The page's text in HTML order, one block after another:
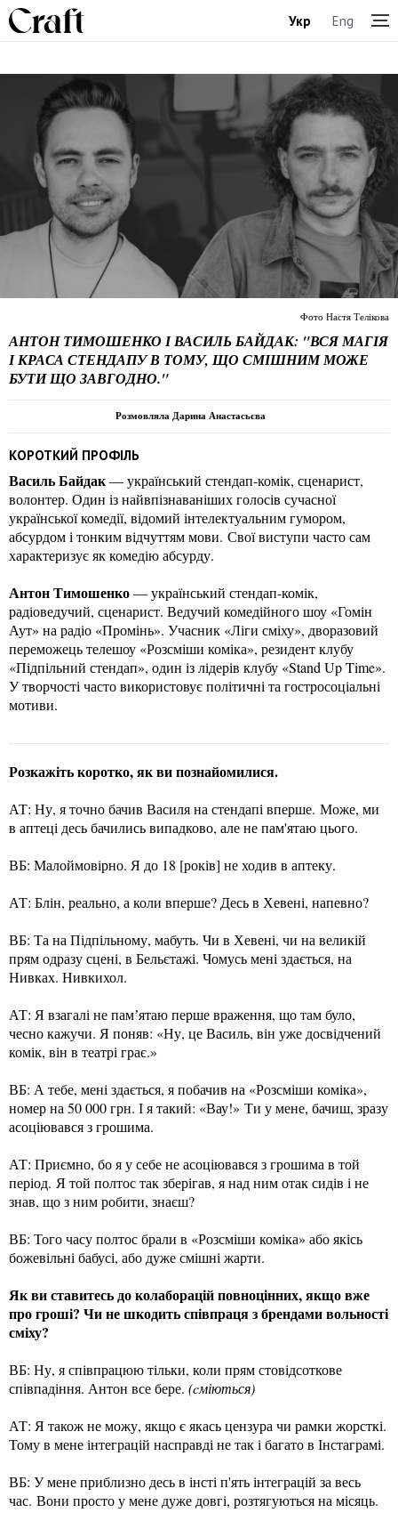
Укр Eng
АНТОН ТИМОШЕНКО І ВАСИЛЬ БАЙДАК: "ВСЯ МАГІЯ
І КРАСА СТЕНДАПУ В ТОМУ, ЩО СМІШНИМ МОЖЕ
БУТИ ЩО ЗАВГОДНО."
Фото Настя Телікова
Розмовляла Дарина Анастасьєва
КОРОТКИЙ ПРОФІЛЬ
Василь Байдак— український стендап-комік, сценарист,
волонтер. Один із найвпізнаваніших голосів сучасної
української комедії, відомий інтелектуальним гумором,
абсурдом і тонким відчуттям мови. Свої виступи часто сам
характеризує як комедію абсурду.
Антон Тимошенко— український стендап-комік,
радіоведучий, сценарист. Ведучий комедійного шоу «Гомін
Аут» на радіо «Промінь». Учасник «Ліги сміху», дворазовий
переможець телешоу «Розсміши коміка», резидент клубу
«Підпільний стендап», один із лідерів клубу «Stand Up Time».
У творчості часто використовує політичні та гостросоціальні
мотиви.
Розкажіть коротко, як ви познайомилися.
АТ: Ну, я точно бачив Василя на стендапі вперше. Може, ми
в аптеці десь бачились випадково, але не пам'ятаю цього.
ВБ: Малоймовірно. Я до 18 [років] не ходив в аптеку.
АТ: Блін, реально, а коли вперше? Десь в Хевені, напевно?
ВБ: Та на Підпільному, мабуть. Чи в Хевені, чи на великій
прям одразу сцені, в Бельєтажі. Чомусь мені здається, на
Нивках. Нивкихол.
АТ: Я взагалі не памʼятаю перше враження, що там було,
чесно кажучи. Я поняв: «Ну, це Василь, він уже досвідчений
комік, він в театрі грає.»
ВБ: А тебе, мені здається, я побачив на «Розсміши коміка»,
номер на 50 000 грн. І я такий: «Вау!» Ти у мене, бачиш, зразу
асоціювався з грошима.
АТ: Приємно, бо я у себе не асоціювався з грошима в той
період. Я той полтос так зберігав, я над ним отак сидів і не
знав, що з ним робити, знаєш?
ВБ: Того часу полтос брали в «Розсміши коміка» або якісь
божевільні бабусі, або дуже смішні жарти.
Як ви ставитесь до колаборацій повноцінних, якщо вже
про гроші? Чи не шкодить співпраця з брендами вольності
сміху?
ВБ: Ну, я співпрацюю тільки, коли прям стовідсоткове
співпадіння. Антон все бере. (cміються)
АТ: Я також не можу, якщо є якась цензура чи рамки жорсткі.
Тому в мене інтеграцій насправді не так і багато в Інстаграмі.
ВБ: У мене приблизно десь в інсті п'ять інтеграцій за весь
час. Вони просто у мене дуже довгі, розтягуються на місяць.